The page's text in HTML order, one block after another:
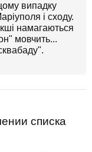
випадку
і сходу.
намагаються
мовчить...
списка